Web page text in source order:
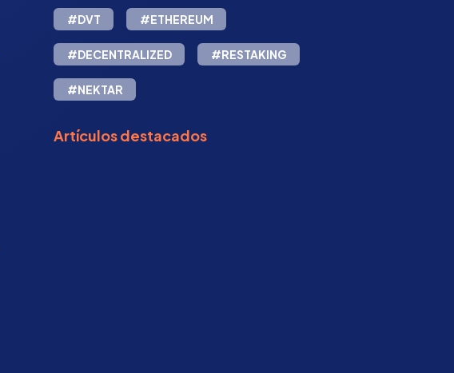
#DVT #ETHEREUM
#DECENTRALIZED #RESTAKING
#NEKTAR
Artículos destacados